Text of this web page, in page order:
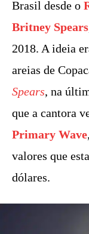
Brasil desde o
Britney Spears
2018. A ideia
areias de
Spears, na
que a cantora
Primary Wave
valores que
dólares.